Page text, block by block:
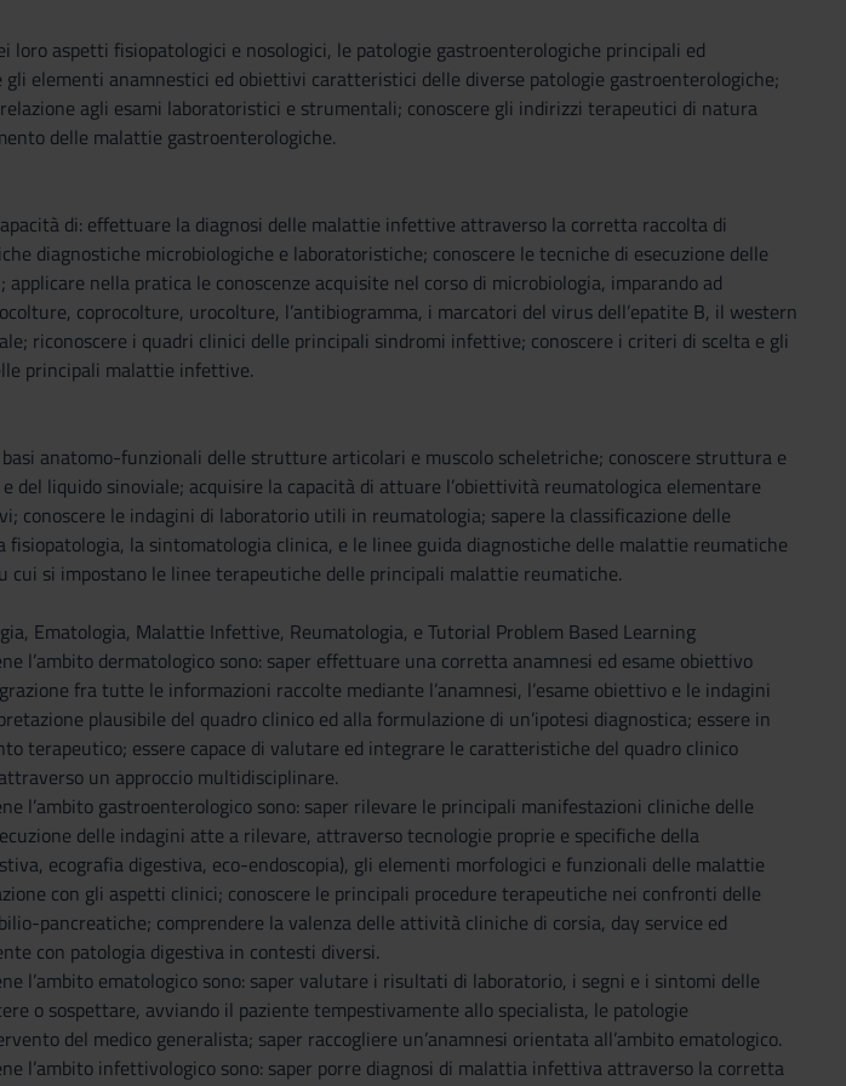
loro aspetti fisiopatologici e nosologici, le patologie gastroenterologiche principali ed
elementi anamnestici ed obiettivi caratteristici delle diverse patologie gastroenterologiche;
agli esami laboratoristici e strumentali; conoscere gli indirizzi terapeutici di natura
delle malattie gastroenterologiche.
di: effettuare la diagnosi delle malattie infettive attraverso la corretta raccolta di
diagnostiche microbiologiche e laboratoristiche; conoscere le tecniche di esecuzione delle
nella pratica le conoscenze acquisite nel corso di microbiologia, imparando ad
coprocolture, urocolture, l’antibiogramma, i marcatori del virus dell’epatite B, il western
riconoscere i quadri clinici delle principali sindromi infettive; conoscere i criteri di scelta e gli
principali malattie infettive.
anatomo-funzionali delle strutture articolari e muscolo scheletriche; conoscere struttura e
del liquido sinoviale; acquisire la capacità di attuare l’obiettività reumatologica elementare
conoscere le indagini di laboratorio utili in reumatologia; sapere la classificazione delle
fisiopatologia, la sintomatologia clinica, e le linee guida diagnostiche delle malattie reumatiche
cui si impostano le linee terapeutiche delle principali malattie reumatiche.
Ematologia, Malattie Infettive, Reumatologia, e Tutorial Problem Based Learning
l’ambito dermatologico sono: saper effettuare una corretta anamnesi ed esame obiettivo
fra tutte le informazioni raccolte mediante l’anamnesi, l’esame obiettivo e le indagini
plausibile del quadro clinico ed alla formulazione di un’ipotesi diagnostica; essere in
terapeutico; essere capace di valutare ed integrare le caratteristiche del quadro clinico
un approccio multidisciplinare.
l’ambito gastroenterologico sono: saper rilevare le principali manifestazioni cliniche delle
delle indagini atte a rilevare, attraverso tecnologie proprie e specifiche della
ecografia digestiva, eco-endoscopia), gli elementi morfologici e funzionali delle malattie
con gli aspetti clinici; conoscere le principali procedure terapeutiche nei confronti delle
pancreatiche; comprendere la valenza delle attività cliniche di corsia, day service ed
con patologia digestiva in contesti diversi.
l’ambito ematologico sono: saper valutare i risultati di laboratorio, i segni e i sintomi delle
o sospettare, avviando il paziente tempestivamente allo specialista, le patologie
del medico generalista; saper raccogliere un’anamnesi orientata all’ambito ematologico.
l’ambito infettivologico sono: saper porre diagnosi di malattia infettiva attraverso la corretta